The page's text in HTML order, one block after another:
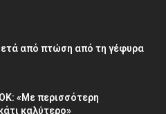
από πτώση από τη γέφυρα
«Με περισσότερη
καλύτερο»